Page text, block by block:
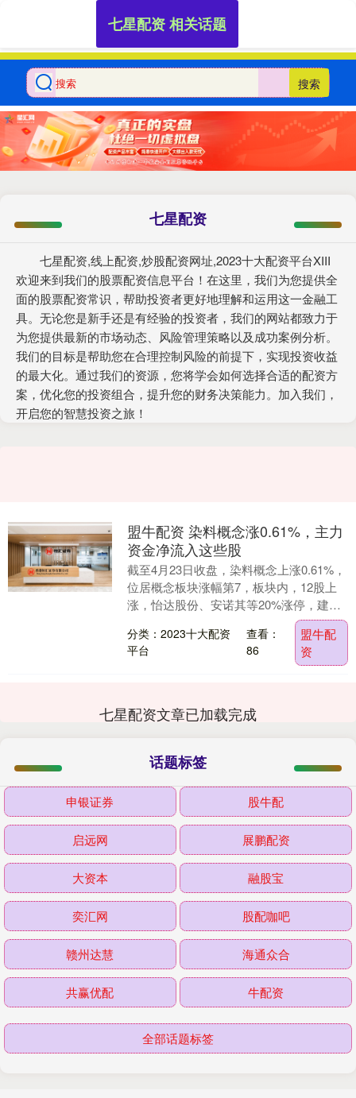
搜索
七星配资
七星配资,线上配资,炒股配资网址,2023十大配资平台XIII‌
欢迎来到我们的股票配资信息平台！在这里，我们为您提供全
面的股票配资常识，帮助投资者更好地理解和运用这一金融工
具。无论您是新手还是有经验的投资者，我们的网站都致力于
为您提供最新的市场动态、风险管理策略以及成功案例分析。
我们的目标是帮助您在合理控制风险的前提下，实现投资收益
的最大化。通过我们的资源，您将学会如何选择合适的配资方
案，优化您的投资组合，提升您的财务决策能力。加入我们，
开启您的智慧投资之旅！
七星配资 相关话题
盟牛配资 染料概念涨0.61%，主力
资金净流入这些股
截至4月23日收盘，染料概念上涨0.61%，
位居概念板块涨幅第7，板块内，12股上
涨，怡达股份、安诺其等20%涨停，建新
股份、八亿时空、善水科技等涨幅居前，
分别....
分类：2023十大配资
平台
查看：
86
盟牛配
资
七星配资文章已加载完成
话题标签
申银证券 股牛配
启远网 展鹏配资
大资本 融股宝
奕汇网 股配咖吧
赣州达慧 海通众合
共赢优配 牛配资
全部话题标签